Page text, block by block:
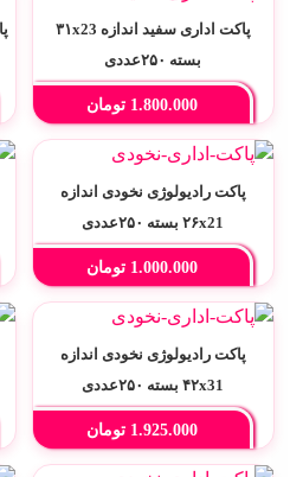
پاکت اداری سفید اندازه ۳۱x23
بسته ۲۵۰عددی
1.800.000 تومان
پاکت رادیولوژی نخودی اندازه
۲۶x21 بسته ۲۵۰عددی
1.000.000 تومان
پاکت رادیولوژی نخودی اندازه
۴۲x31 بسته ۲۵۰عددی
1.925.000 تومان